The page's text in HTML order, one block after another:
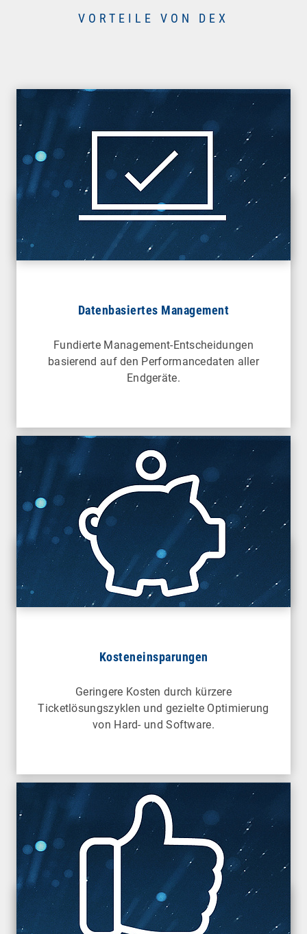
VORTEILE VON DEX
Datenbasiertes Management
Fundierte Management-Entscheidungen
basierend auf den Performancedaten aller
Endgeräte.
Kosteneinsparungen
Geringere Kosten durch kürzere
Ticketlösungszyklen und gezielte Optimierung
von Hard- und Software.